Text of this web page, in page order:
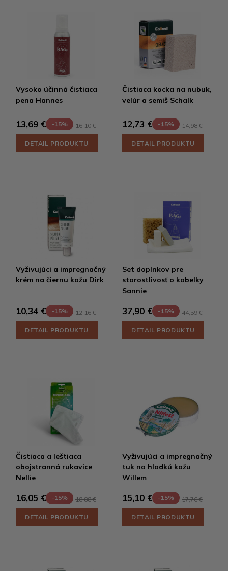
Vysoko účinná čistiaca
pena Hannes
13,69 € -15% 16,10 €
DETAIL PRODUKTU
Čistiaca kocka na nubuk,
velúr a semiš Schalk
12,73 € -15% 14,98 €
DETAIL PRODUKTU
Vyživujúci a impregnačný
krém na čiernu kožu Dirk
10,34 € -15% 12,16 €
DETAIL PRODUKTU
Set doplnkov pre
starostlivosť o kabelky
Sannie
37,90 € -15% 44,59 €
DETAIL PRODUKTU
Čistiaca a leštiaca
obojstranná rukavice
Nellie
16,05 € -15% 18,88 €
DETAIL PRODUKTU
Vyživujúci a impregnačný
tuk na hladkú kožu
Willem
15,10 € -15% 17,76 €
DETAIL PRODUKTU